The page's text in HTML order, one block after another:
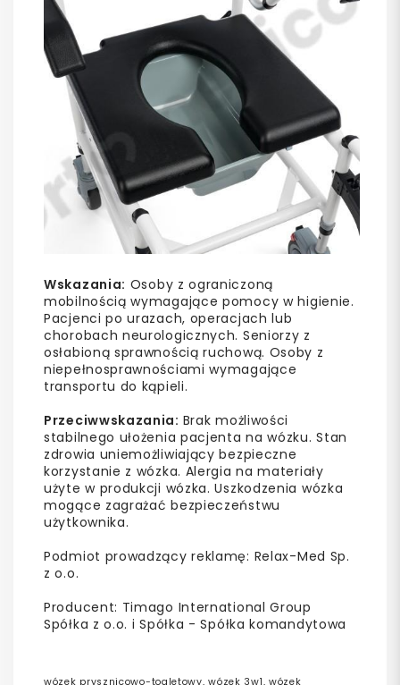
Wskazania: Osoby z ograniczoną
mobilnością wymagające pomocy w higienie.
Pacjenci po urazach, operacjach lub
chorobach neurologicznych. Seniorzy z
osłabioną sprawnością ruchową. Osoby z
niepełnosprawnościami wymagające
transportu do kąpieli.
Przeciwwskazania: Brak możliwości
stabilnego ułożenia pacjenta na wózku. Stan
zdrowia uniemożliwiający bezpieczne
korzystanie z wózka. Alergia na materiały
użyte w produkcji wózka. Uszkodzenia wózka
mogące zagrażać bezpieczeństwu
użytkownika.
Podmiot prowadzący reklamę: Relax-Med Sp.
z o.o.
Producent: Timago International Group
Spółka z o.o. i Spółka - Spółka komandytowa
wózek prysznicowo-toaletowy, wózek 3w1, wózek